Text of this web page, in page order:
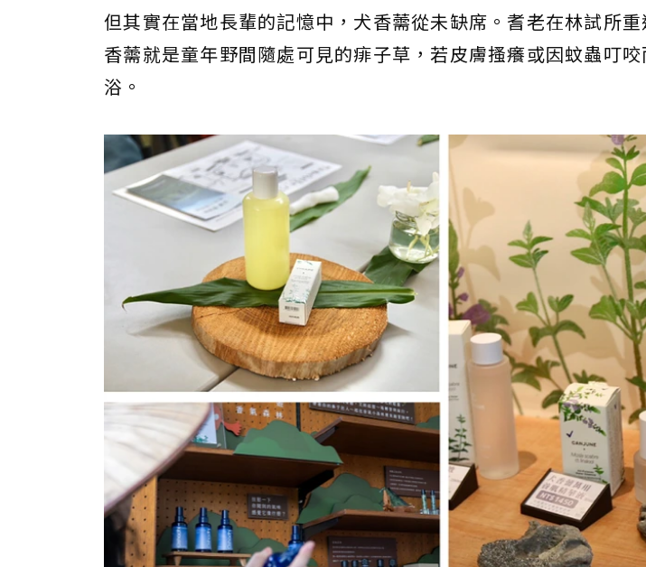
但其實在當地長輩的記憶中，犬香薷從未缺席。耆老在林試所
香薷就是童年野間隨處可見的痱子草，若皮膚搔癢或因蚊蟲叮
浴。